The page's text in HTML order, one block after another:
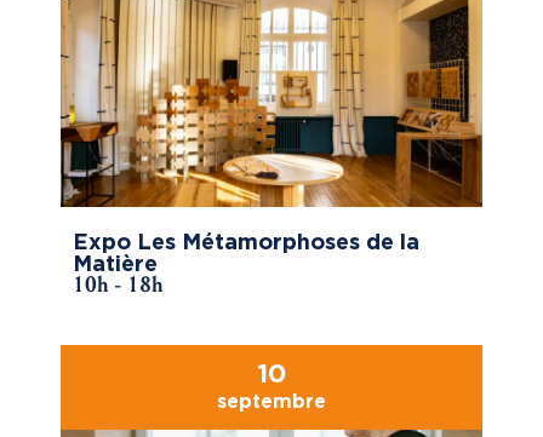
Expo Les Métamorphoses de la
Matière
10h - 18h
10
septembre